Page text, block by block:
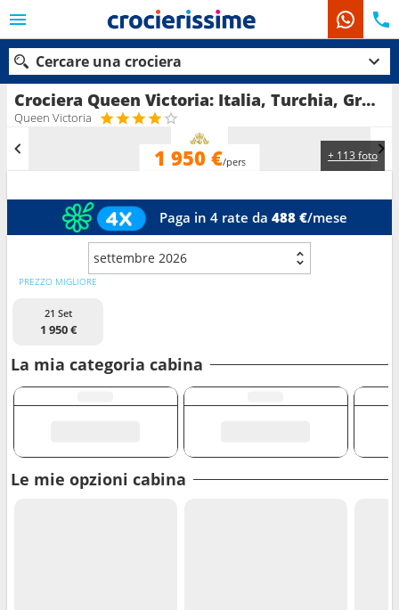
Crociera Queen Victoria: Italia, Turchia, Grecia in partenza da Civitavecchia - Roma
Queen Victoria
+ 113 foto
1 950 €/pers
Paga in 4 rate da 488 €/mese
settembre 2026
PREZZO MIGLIORE
21 Set
1 950 €
La mia categoria cabina
Le mie opzioni cabina
Cercare una crociera
Le nostre destinazioni
Mesi di partenza
Porti Compagnie